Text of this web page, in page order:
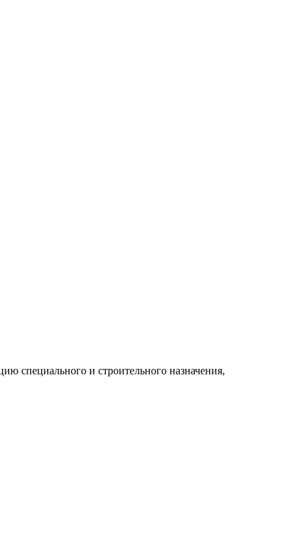
специального и строительного назначения,